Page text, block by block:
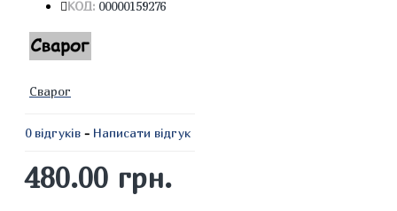
КОД: 00000159276
Сварог
0 відгуків - Написати відгук
480.00 грн.